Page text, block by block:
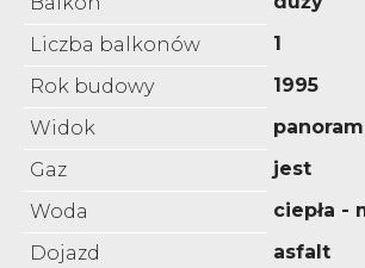
Liczba balkonów
1
Rok budowy
1995
Widok
Gaz
jest
Woda
ciepła -
Dojazd
asfalt